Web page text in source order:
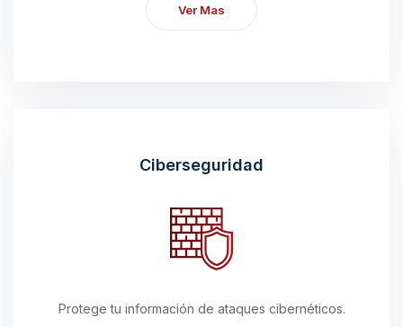
Ver Mas
Ciberseguridad
Protege tu información de ataques cibernéticos.